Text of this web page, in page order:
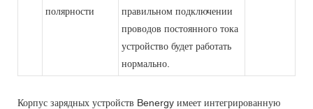
полярности
правильном подключении
проводов постоянного тока
устройство будет работать
нормально.
Корпус зарядных устройств Benergy имеет интегрированную